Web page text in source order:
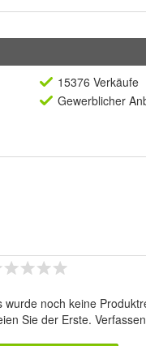
15376 Verkäufe
Gewerblicher
wurde noch keine
Sie der Erste.